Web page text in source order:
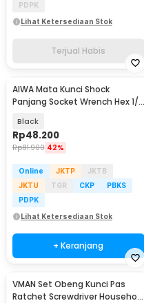
PDPK
Lihat Ketersediaan Stok
Terjual Habis
AIWA Mata Kunci Shock
Panjang Socket Wrench Hex 1/2
Black
Rp48.200
Rp81.900 42%
Online JKTP
JKTB
JKTU
TGR CKP
PBKS
PDPK
Lihat Ketersediaan Stok
+ Keranjang
Akan Datang
VMAN Set Obeng Kunci Pas
Ratchet Screwdriver Household